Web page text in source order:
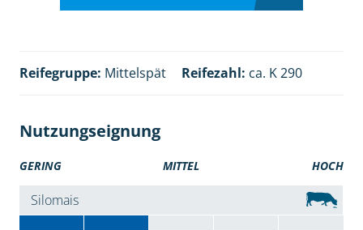
Reifegruppe: Mittelspät Reifezahl: ca. K 290
Nutzungseignung
GERING MITTEL HOCH
Silomais